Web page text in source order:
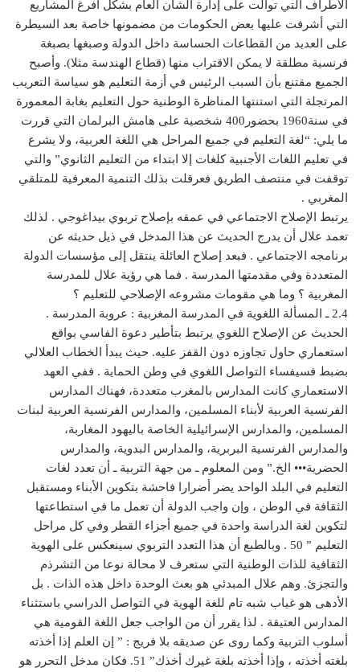
الأطراف التي توالت على إدارة الشأن العام بشكل أفرغ المشاريع
التي أشرفت عليها بعض الحكومات من مضمونها خاصة بعد السيطرة
على العديد من القطاعات الحساسة داخل الدولة وصبغها بصبغة
فرنسية مطلقة لا يمكن الاقتراب منها (قطاع الهندسة مثلا). وأصبح
الجميع مقتنع بأن السبب الرئيس في أزمة التعليم هو سياسة التعريب
المرتجلة التي استنتها المناظرة الوطنية حول التعليم بغابة المعمورة
في سنة1960 بحضور400 شخصية على هامش البرلمان التي قررت
ما يلي: “لغة التعليم في جميع المراحل هي اللغة العربية، ولا يشرع
في تعليم اللغات الأجنبية كلغات إلا ابتداء من التعليم الثانوي” والتي
توقفت في منتصف الطريق فعرقلت بذلك التنمية المعرفية للمتلقي
المغربي .
يرتبط الإصلاح الاجتماعي في عمقه بإصلاح تربوي بيداغوجي . لذلك
تعمد علال أن يدرج الحديث عن هذا المدخل في ذيل حديثه عن
برنامجه الاجتماعي . فبعد إصلاح العائلة ينتقل إلى مؤسسات الدولة
المتعددة وفي مقدمتها المدرسة . فما هي رؤية علال للمدرسة
المغربية ؟ وما هي مقومات مشروعه الإصلاحي للتعليم ؟
2.4 ـ المسألة اللغوية في المدرسة المغربية : عروبة المدرسة .
الحديث عن الإصلاح اللغوي يرتبط بتأطير دعوة الفاسي بواقع
استعماري حاول تجاوزه دون القفز عليه. حيث يبدأ الخطاب العلالي
بضبط فسيفساء التواصل اللغوي في وطن الحماية . ففي العهد
الاستعماري كانت المدارس بالمغرب متعددة، فهناك المدارس
الفرنسية العربية لأبناء المسلمين، والمدارس الفرنسية العربية لبنات
المسلمين، والمدارس الإسرائيلية الخاصة باليهود المغاربة،
والمدارس الفرنسية البربرية، والمدارس البدوية، والمدارس
الحضرية••• الخ.” ومن المعلوم ـ من جهة التربية ـ أن تعدد لغات
التعليم في البلد الواحد يضر أضرارا فاحشة بتكوين الأبناء ومستقبل
الثقافة في الوطن ، وإن واجب الدولة أن تعمل ما في استطاعتها
لتكوين لغة الدراسة واحدة في جميع أجزاء القطر وفي كل مراحل
التعليم ” 50 . وبالطبع أن هذا التعدد التربوي سينعكس على الهوية
الثقافية للذات الوطنية التي ستعرف لا محالة نوعا من التشرذم
والتجزئ. وهم علال المبدئي هو بعث الوحدة داخل هذه الذات . بل
الأدهى هو غياب شبه تام للغة الهوية في التواصل الدراسي باستثناء
المدارس العتيقة . لذا يقرر أن من الواجب جعل اللغة القومية هي
أسلوب التربية وكما روى عن صديقه بلا فريج : ” إن العلم إذا أخذته
بلغته أخذته ، وإذا أخذته بلغة غيرك أخذك” 51. فكان مدخل التحرر هو